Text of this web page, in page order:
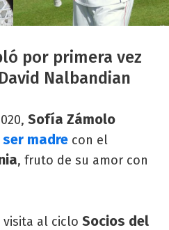
por primera vez
Nalbandian
Sofía Zámolo
madre con el
, fruto de su amor con
visita al ciclo Socios del